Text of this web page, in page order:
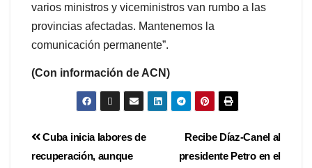
varios ministros y viceministros van rumbo a las
provincias afectadas. Mantenemos la
comunicación permanente”.
(Con información de ACN)
Recibe Díaz-Canel al
presidente Petro en el
Cuba inicia labores de
recuperación, aunque